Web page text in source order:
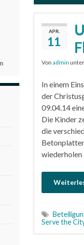
APR.
11
Von admin unter
In einem
der
09.04.14
Die Kinder
die
wiederholen
Serve the